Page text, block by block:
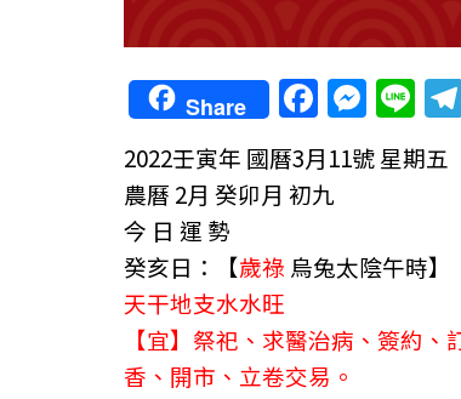
Share F
a
c
e
b
o
o
k
M
e
ss
n
g
er
Li
n
e
2022壬寅年 國曆3月11號 星期五
農曆 2月 癸卯月 初九
今 日 運 勢
癸亥日：【歲祿 烏兔太陰午時】
天干地支水水旺
【宜】祭祀、求醫治病、簽約
香、開市、立卷交易。